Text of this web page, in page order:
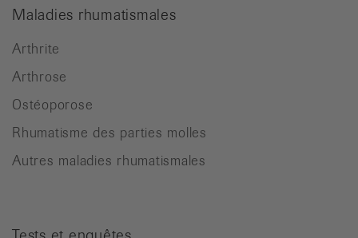
Maladies rhumatismales
Arthrite
Arthrose
Ostéoporose
Rhumatisme des parties molles
Autres maladies rhumatismales